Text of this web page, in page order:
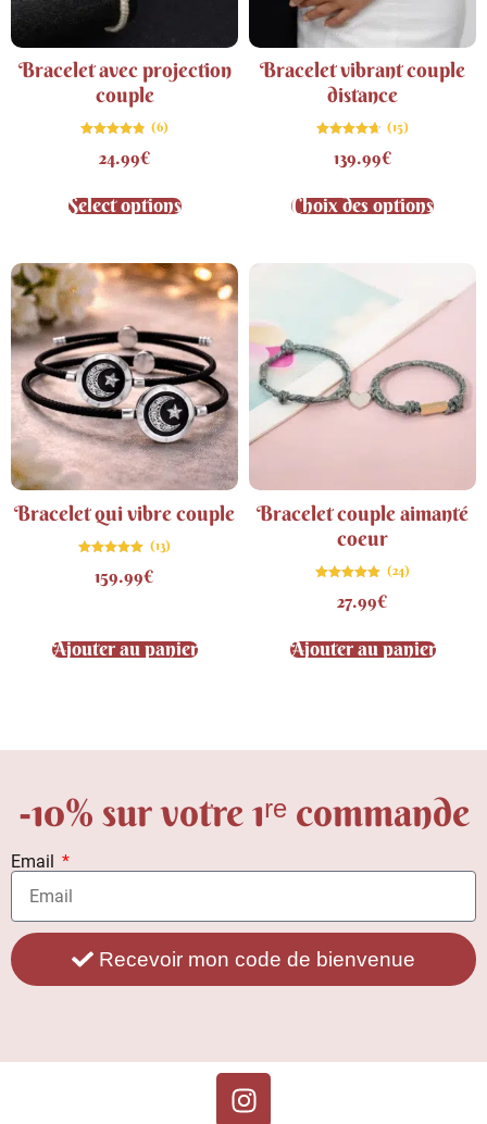
Bracelet avec projection
couple
4.83
sur 5
(6)
24.99€
Select options
Bracelet vibrant couple
distance
4.67
sur 5
(15)
139.99€
Choix des options
Bracelet qui vibre couple
4.92
sur 5
(13)
159.99€
Ajouter au panier
Bracelet couple aimanté
coeur
4.83
sur 5
(24)
27.99€
Ajouter au panier
-10% sur votre 1ʳᵉ commande
Email
Recevoir mon code de bienvenue